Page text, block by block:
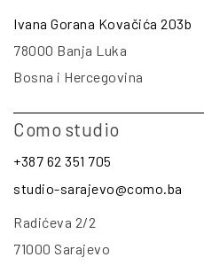
Ivana Gorana Kovačića 203b
78000 Banja Luka
Bosna i Hercegovina
Como studio
+387 62 351 705
studio-sarajevo@como.ba
Radićeva 2/2
71000 Sarajevo